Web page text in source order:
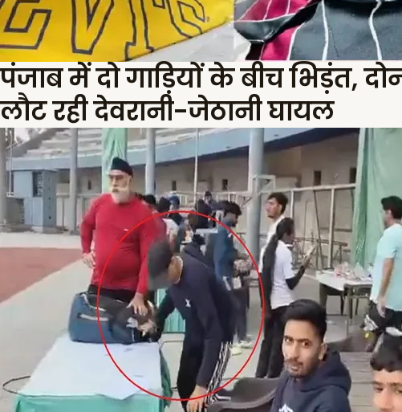
पंजाब में दो गाड़ियों के बीच भिड़ंत,
लौट रही देवरानी-जेठानी घायल